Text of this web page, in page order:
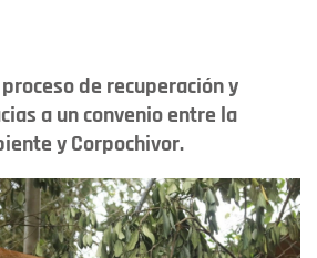
de recuperación y
a un convenio entre la
y Corpochivor.